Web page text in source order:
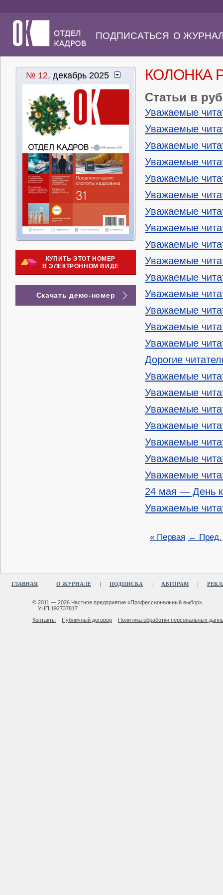
ПОДПИСАТЬСЯ О
№ 12, декабрь 2025
КУПИТЬ ЭТОТ НОМЕР
В ЭЛЕКТРОННОМ ВИДЕ
Скачать демо-номер
КОЛОНКА
Статьи в
Уважаемые
Уважаемые
Уважаемые
Уважаемые
Уважаемые
Уважаемые
Уважаемые
Уважаемые
Уважаемые
Уважаемые
Уважаемые
Уважаемые
Уважаемые
Уважаемые
Уважаемые
Дорогие
Уважаемые
Уважаемые
Уважаемые
Уважаемые
Уважаемые
Уважаемые
Уважаемые
24 мая — День
Уважаемые
« Первая ← Пред.
ГЛАВНАЯ О ЖУРНАЛЕ ПОДПИСКА АВТОРАМ
© 2011 — 2026 Частное предприятие «Профессиональный выбор»,
УНП 192737817
Контакты
Публичный договор Политика обработки персональных